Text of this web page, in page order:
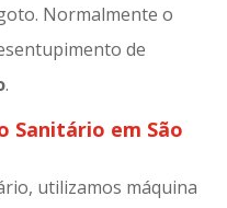
Normalmente o
de
.
Sanitário em São
utilizamos máquina